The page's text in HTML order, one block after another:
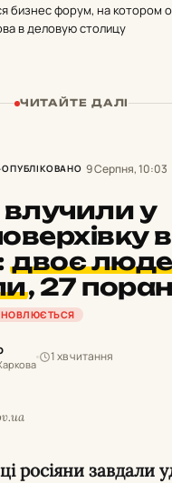
бизнес форум, на котором
в деловую столицу
ЧИТАЙТЕ ДАЛІ
ОПУБЛІКОВАНО 9 Серпня, 10:03
влучили у
в
двоє
, 27
1 хв читання